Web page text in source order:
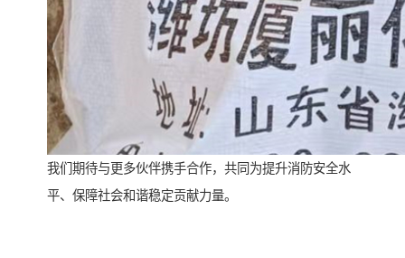
我们期待与更多伙伴携手合作，共同为提升消防安全水
平、保障社会和谐稳定贡献力量。